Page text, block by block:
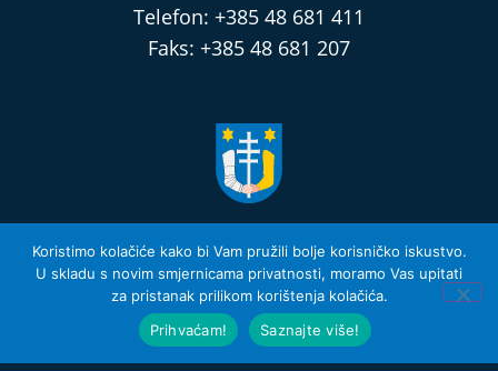
Telefon: +385 48 681 411
Faks: +385 48 681 207
razvijamo.krizevci.hr
Izjava o privatnosti i Uvjeti Korištenja
© 2026 Grad Križevci
Koristimo kolačiće kako bi Vam pružili bolje korisničko iskustvo.
U skladu s novim smjernicama privatnosti, moramo Vas upitati
za pristanak prilikom korištenja kolačića.
Prihvaćam!
Saznajte više!